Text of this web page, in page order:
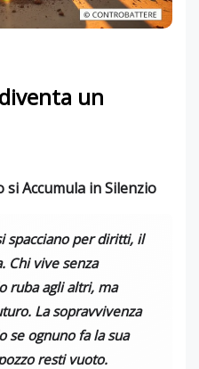
un
si Accumula in Silenzio
spacciano per diritti, il
Chi vive senza
ruba agli altri, ma
La sopravvivenza
se ognuno fa la sua
resti vuoto.